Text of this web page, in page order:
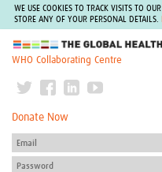
WE USE COOKIES TO TRACK VISITS TO
STORE ANY OF YOUR PERSONAL DETAILS.
The Global Health Network
WHO Collaborating Centre
Donate Now